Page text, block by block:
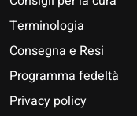
Terminologia
Consegna e Resi
Programma fedeltà
Privacy policy